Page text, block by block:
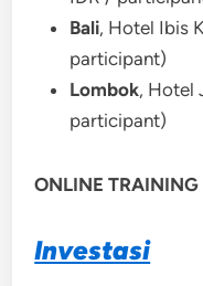
Bali, Hotel Ibis
participant)
Lombok, Hotel
participant)
ONLINE
Investasi